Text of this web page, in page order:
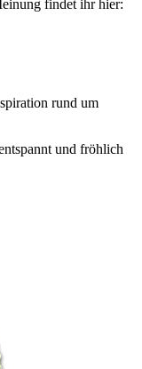
findet ihr hier:
rund um
und fröhlich